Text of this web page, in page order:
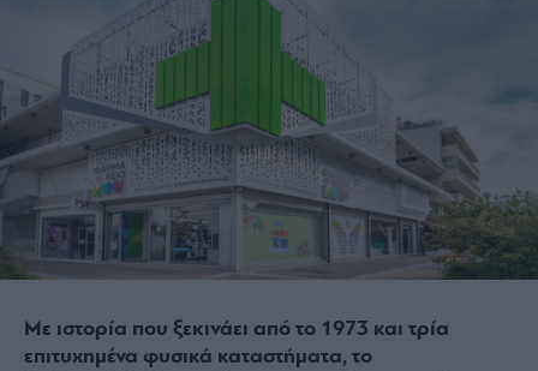
Με ιστορία που ξεκινάει από το 1973 και τρία
επιτυχημένα φυσικά καταστήματα, το